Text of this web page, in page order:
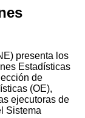
presenta los
Estadísticas
de
(OE),
ejecutoras de
Sistema